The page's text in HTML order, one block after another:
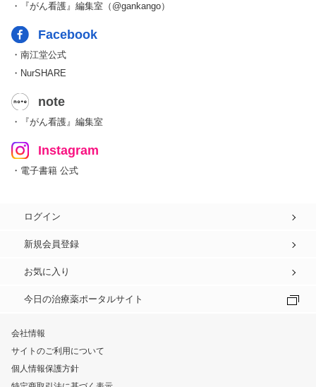
・『がん看護』編集室（@gankango）
Facebook
・南江堂公式
・NurSHARE
note
・『がん看護』編集室
Instagram
・電子書籍 公式
ログイン
新規会員登録
お気に入り
今日の治療薬ポータルサイト
会社情報
サイトのご利用について
個人情報保護方針